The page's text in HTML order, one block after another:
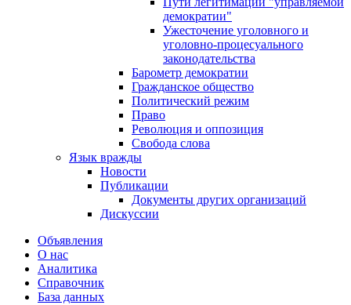
демократии"
Ужесточение уголовного и
уголовно-процесуального
законодательства
Барометр демократии
Гражданское общество
Политический режим
Право
Революция и оппозиция
Свобода слова
Язык вражды
Новости
Публикации
Документы других организаций
Дискуссии
Объявления
О нас
Аналитика
Справочник
База данных